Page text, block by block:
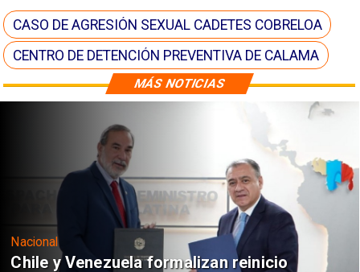
MÁS NOTICIAS
CASO DE AGRESIÓN SEXUAL CADETES COBRELOA
CENTRO DE DETENCIÓN PREVENTIVA DE CALAMA
Nacional
Chile y Venezuela formalizan reinicio